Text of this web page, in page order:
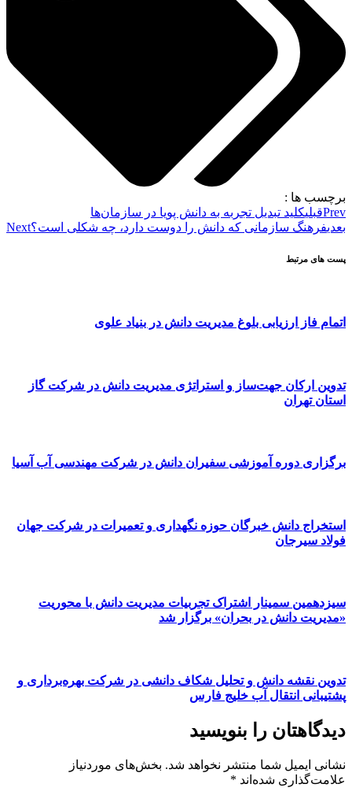
برچسب ها :
Prevقبلیکلید تبدیل تجربه به دانش پویا در سازمان‌ها
بعدیفرهنگ سازمانی که دانش را دوست دارد، چه شکلی است؟Next
پست های مرتبط
اتمام فاز ارزیابی بلوغ مدیریت دانش در بنیاد علوی
تدوین ارکان جهت‌ساز و استراتژی مدیریت دانش در شرکت گاز
استان تهران
برگزاری دوره آموزشی سفیران دانش در شرکت مهندسی آب آسیا
استخراج دانش خبرگان حوزه نگهداری و تعمیرات در شرکت جهان
فولاد سیرجان
سیزدهمین سمینار اشتراک تجربیات مدیریت دانش با محوریت
«مدیریت دانش در بحران» برگزار شد
تدوین نقشه دانش و تحلیل شکاف دانشی در شرکت بهره‌برداری و
پشتیبانی انتقال آب خلیج فارس
دیدگاهتان را بنویسید
نشانی ایمیل شما منتشر نخواهد شد. بخش‌های موردنیاز
علامت‌گذاری شده‌اند *